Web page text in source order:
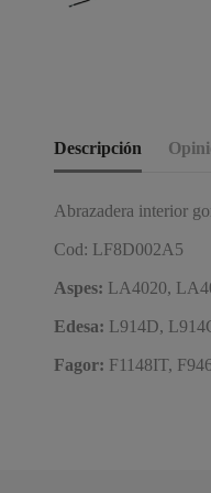
Descripción
Abrazadera interior
Cod: LF8D002A5
Aspes: LA4020,
Edesa: L914D,
Fagor: F1148IT,